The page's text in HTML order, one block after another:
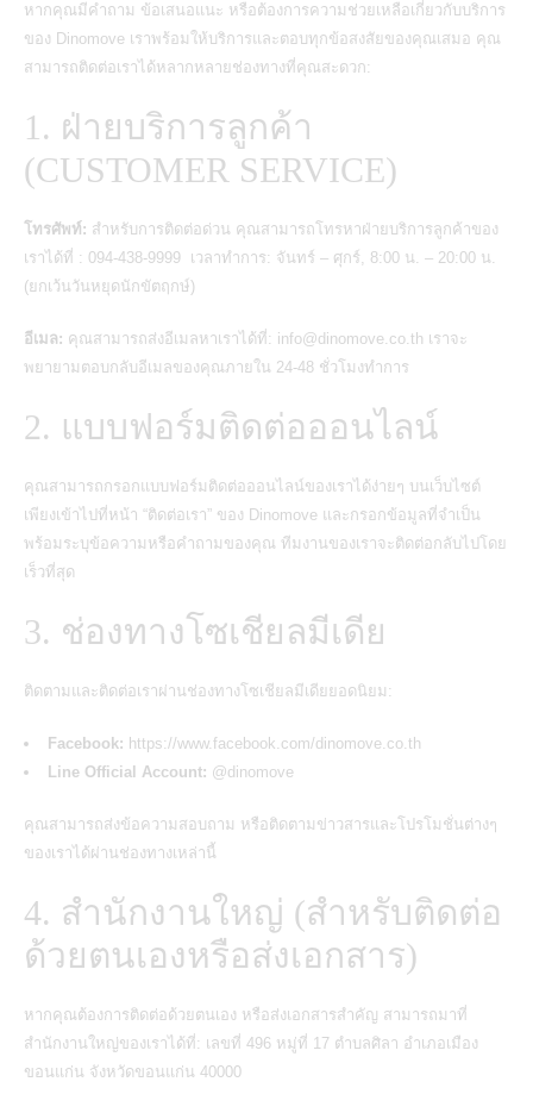
หากคุณมีคำถาม ข้อเสนอแนะ หรือต้องการความช่วยเหลือเกี่ยวกับบริการ
ของ Dinomove เราพร้อมให้บริการและตอบทุกข้อสงสัยของคุณเสมอ คุณ
สามารถติดต่อเราได้หลากหลายช่องทางที่คุณสะดวก:
1. ฝ่ายบริการลูกค้า
(CUSTOMER SERVICE)
โทรศัพท์: สำหรับการติดต่อด่วน คุณสามารถโทรหาฝ่ายบริการลูกค้าของ
เราได้ที่ : 094-438-9999 เวลาทำการ: จันทร์ – ศุกร์, 8:00 น. – 20:00 น.
(ยกเว้นวันหยุดนักขัตฤกษ์)
อีเมล: คุณสามารถส่งอีเมลหาเราได้ที่: info@dinomove.co.th เราจะ
พยายามตอบกลับอีเมลของคุณภายใน 24-48 ชั่วโมงทำการ
2. แบบฟอร์มติดต่อออนไลน์
คุณสามารถกรอกแบบฟอร์มติดต่อออนไลน์ของเราได้ง่ายๆ บนเว็บไซต์
เพียงเข้าไปที่หน้า “ติดต่อเรา” ของ Dinomove และกรอกข้อมูลที่จำเป็น
พร้อมระบุข้อความหรือคำถามของคุณ ทีมงานของเราจะติดต่อกลับไปโดย
เร็วที่สุด
3. ช่องทางโซเชียลมีเดีย
ติดตามและติดต่อเราผ่านช่องทางโซเชียลมีเดียยอดนิยม:
Facebook: https://www.facebook.com/dinomove.co.th
Line Official Account: @dinomove
คุณสามารถส่งข้อความสอบถาม หรือติดตามข่าวสารและโปรโมชั่นต่างๆ
ของเราได้ผ่านช่องทางเหล่านี้
4. สำนักงานใหญ่ (สำหรับติดต่อ
ด้วยตนเองหรือส่งเอกสาร)
หากคุณต้องการติดต่อด้วยตนเอง หรือส่งเอกสารสำคัญ สามารถมาที่
สำนักงานใหญ่ของเราได้ที่: เลขที่ 496 หมู่ที่ 17 ตำบลศิลา อำเภอเมือง
ขอนแก่น จังหวัดขอนแก่น 40000